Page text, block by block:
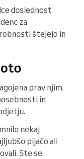
doslednost
za
štejejo in
prav njim.
in
nekaj
pijačo ali
Ste se